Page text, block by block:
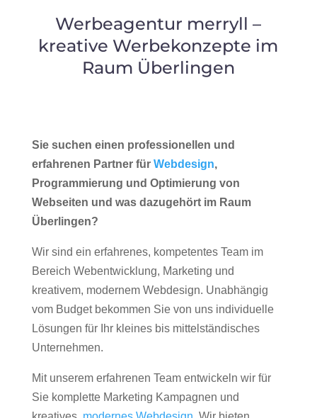
Werbeagentur merryll –
kreative Werbekonzepte im
Raum Überlingen
Sie suchen einen professionellen und
erfahrenen Partner für Webdesign,
Programmierung und Optimierung von
Webseiten und was dazugehört im Raum
Überlingen?
Wir sind ein erfahrenes, kompetentes Team im
Bereich Webentwicklung, Marketing und
kreativem, modernem Webdesign. Unabhängig
vom Budget bekommen Sie von uns individuelle
Lösungen für Ihr kleines bis mittelständisches
Unternehmen.
Mit unserem erfahrenen Team entwickeln wir für
Sie komplette Marketing Kampagnen und